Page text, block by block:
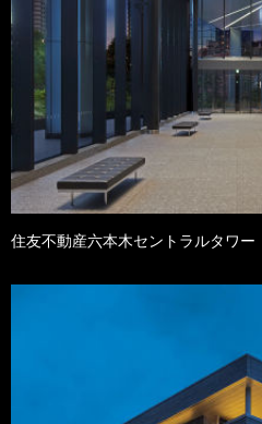
住友不動産六本木セントラルタワー